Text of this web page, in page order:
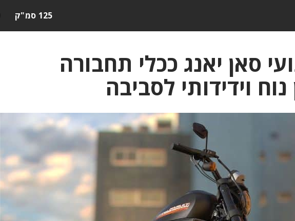
125 סמ"ק
סאן יאנג ככלי תחבורה
נוח וידידותי לסביבה